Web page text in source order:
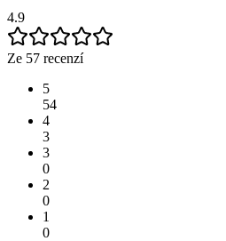
4.9
Ze 57 recenzí
5
54
4
3
3
0
2
0
1
0